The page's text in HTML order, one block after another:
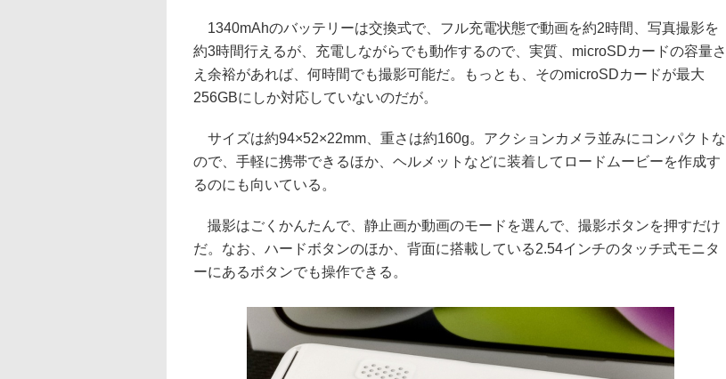
1340mAhのバッテリーは交換式で、フル充電状態で動画を約2時間、写真撮影を
約3時間行えるが、充電しながらでも動作するので、実質、microSDカードの容量さ
え余裕があれば、何時間でも撮影可能だ。もっとも、そのmicroSDカードが最大
256GBにしか対応していないのだが。
サイズは約94×52×22mm、重さは約160g。アクションカメラ並みにコンパクトな
ので、手軽に携帯できるほか、ヘルメットなどに装着してロードムービーを作成す
るのにも向いている。
撮影はごくかんたんで、静止画か動画のモードを選んで、撮影ボタンを押すだけ
だ。なお、ハードボタンのほか、背面に搭載している2.54インチのタッチ式モニタ
ーにあるボタンでも操作できる。